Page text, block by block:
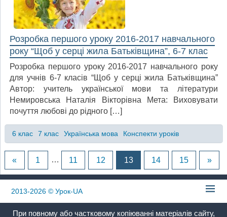
Розробка першого уроку 2016-2017 навчального
року “Щоб у серці жила Батьківщина”, 6-7 клас
Розробка першого уроку 2016-2017 навчального року
для учнів 6-7 класів “Щоб у серці жила Батьківщина”
Автор: учитель української мови та літератури
Немировська Наталія Вікторівна Мета: Виховувати
почуття любові до рідного […]
6 клас 7 клас Українська мова Конспекти уроків
« 1 … 11 12 13 14 15 »
2013-2026© Урок-UA
При повному або частковому копіюванні матеріалів сайту,